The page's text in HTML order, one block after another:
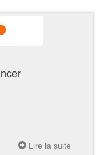
Lire la suite